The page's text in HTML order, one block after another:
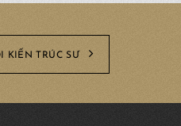
KIẾN TRÚC SƯ